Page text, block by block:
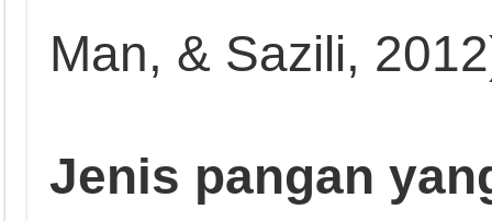
Man, & Sazili,
Jenis pangan